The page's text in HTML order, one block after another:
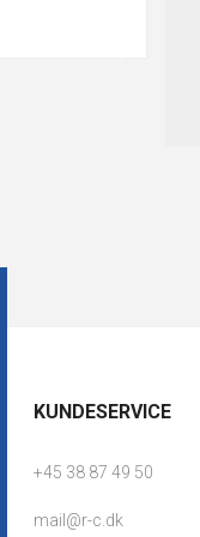
KUNDESERVICE
+45 38 87 49 50
mail@r-c.dk